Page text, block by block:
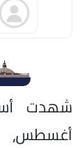
أغسطس،